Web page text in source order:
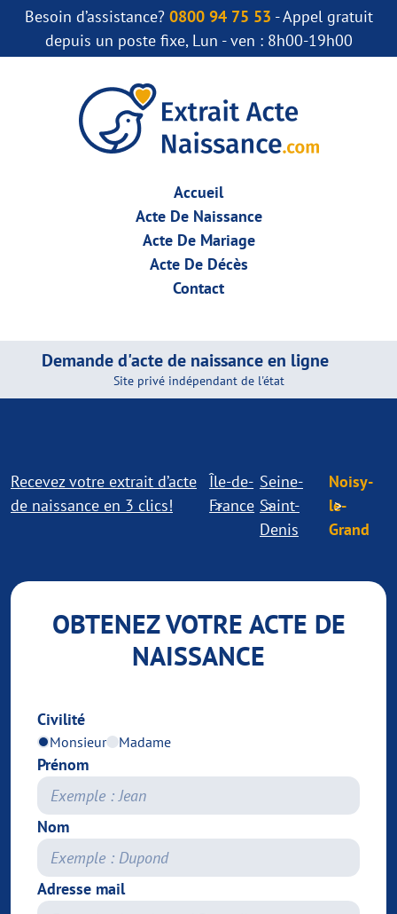
Besoin d’assistance? 0800 94 75 53 - Appel gratuit
depuis un poste fixe, Lun - ven : 8h00-19h00
Accueil
Acte De Naissance
Acte De Mariage
Acte De Décès
Contact
Demande d'acte de naissance en ligne
Site privé indépendant de l'état
Recevez votre extrait d’acte
de naissance en 3 clics!
Île-de-
France
Seine-
Saint-
Denis
Noisy-
le-
Grand
OBTENEZ VOTRE ACTE DE
NAISSANCE
Civilité
Monsieur Madame
Prénom
Nom
Adresse mail